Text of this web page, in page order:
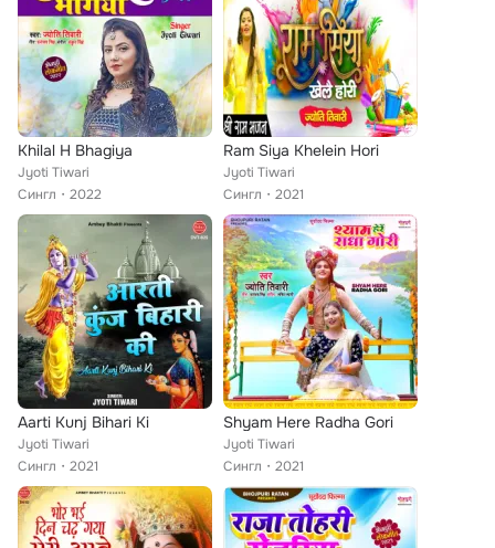
Khilal H Bhagiya
Jyoti Tiwari
Сингл
2022
Ram Siya Khelein Hori
Jyoti Tiwari
Сингл
2021
Aarti Kunj Bihari Ki
Jyoti Tiwari
Сингл
2021
Shyam Here Radha Gori
Jyoti Tiwari
Сингл
2021